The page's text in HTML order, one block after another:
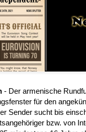
- Der armenische
für den
Sender sucht bis
bzw. von